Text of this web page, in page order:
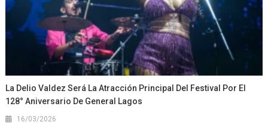
La Delio Valdez Será La Atracción Principal Del Festival Por El
128° Aniversario De General Lagos
16/03/2026